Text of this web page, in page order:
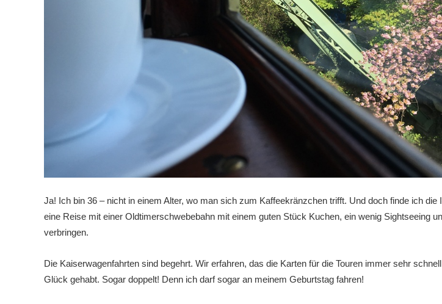
Ja! Ich bin 36 – nicht in einem Alter, wo man sich zum Kaffeekränzchen trifft. Und doch finde ich die
eine Reise mit einer Oldtimerschwebebahn mit einem guten Stück Kuchen, ein wenig Sightseeing
verbringen.
Die Kaiserwagenfahrten sind begehrt. Wir erfahren, das die Karten für die Touren immer sehr
Glück gehabt. Sogar doppelt! Denn ich darf sogar an meinem Geburtstag fahren!